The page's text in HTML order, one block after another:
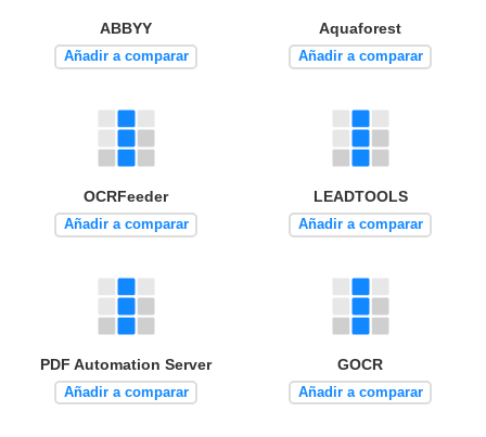
ABBYY
Añadir a comparar
Aquaforest
Añadir a comparar
OCRFeeder
Añadir a comparar
LEADTOOLS
Añadir a comparar
PDF Automation Server
Añadir a comparar
GOCR
Añadir a comparar